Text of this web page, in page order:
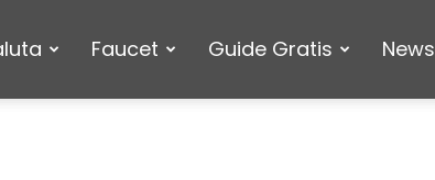
Faucet Guide Gratis News